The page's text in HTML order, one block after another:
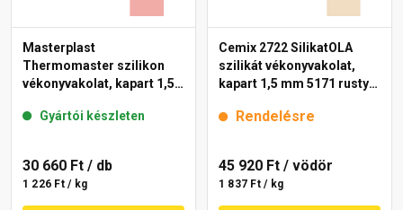
Masterplast
Thermomaster szilikon
vékonyvakolat, kapart 1,5
Gyártói készleten
30 660 Ft / db
1 226 Ft / kg
Cemix 2722 SilikatOLA
szilikát vékonyvakolat,
kapart 1,5 mm 5171 rusty
Rendelésre
45 920 Ft / vödör
1 837 Ft / kg